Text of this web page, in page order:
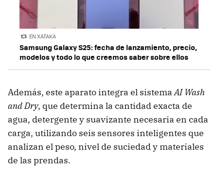
EN XATAKA
Samsung Galaxy S25: fecha de lanzamiento, precio,
modelos y todo lo que creemos saber sobre ellos
Además, este aparato integra el sistemaAI Wash
and Dry, que determina la cantidad exacta de
agua, detergente y suavizante necesaria en cada
carga, utilizando seis sensores inteligentes que
analizan el peso, nivel de suciedad y materiales
de las prendas.